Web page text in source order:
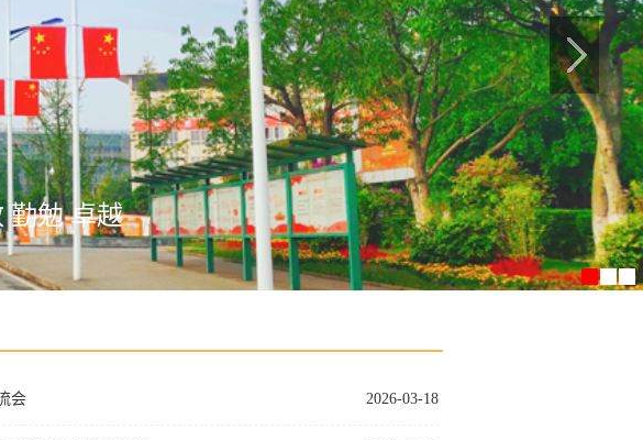
勤勉 卓越
2026-03-18
会